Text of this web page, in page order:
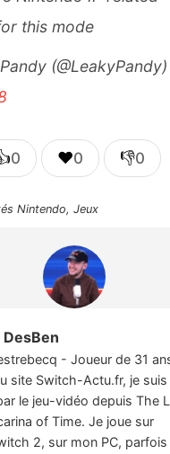
this mode
(@LeakyPandy)
0 ❤️0 👎0
Nintendo,Jeux
DesBen
- Joueur de 31
site Switch-Actu.fr, je suis
le jeu-vidéo depuis The
of Time. Je joue sur
2, sur mon PC, parfois